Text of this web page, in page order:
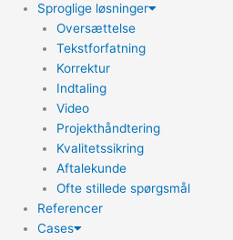
Sproglige løsninger
Oversættelse
Tekstforfatning
Korrektur
Indtaling
Video
Projekthåndtering
Kvalitetssikring
Aftalekunde
Ofte stillede spørgsmål
Referencer
Cases